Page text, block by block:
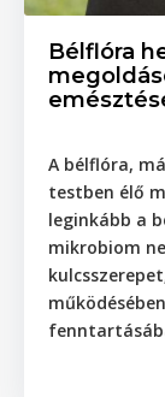
Bélflóra
A bélflóra,
testben élő
leginkább a
mikrobiom